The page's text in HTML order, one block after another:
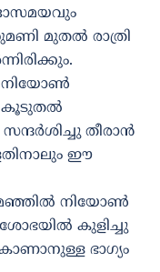
മുതൽ രാത്രി
നിയോൺ
കൂടുതൽ
തീരാൻ
ഈ
മഞ്ഞിൽ നിയോൺ
കുളിച്ചു
ഭാഗ്യം